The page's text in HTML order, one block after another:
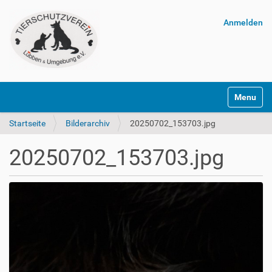
Anmelden
Startseite Bilderarchiv 20250702_153703.jpg
20250702_153703.jpg